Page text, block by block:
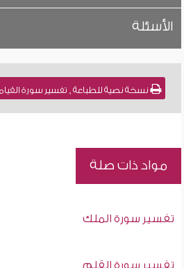
الأسئلة
نسخة نصية للطباعة , تفسير سورة
مواد ذات صلة
تفسير سورة الملك
تفسير سورة القلم